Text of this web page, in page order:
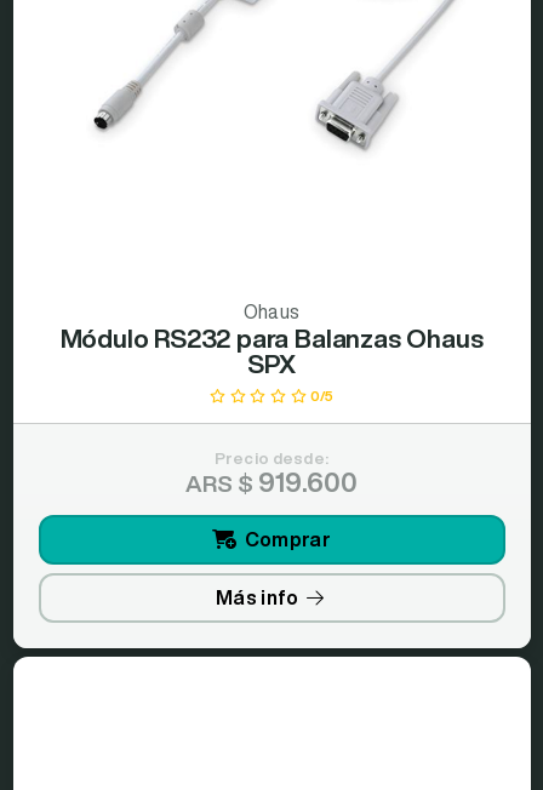
Ohaus
Módulo RS232 para Balanzas Ohaus
SPX
0/5
Precio desde:
ARS $ 919.600
Comprar
Más info